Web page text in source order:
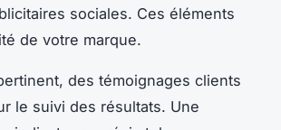
sociales. Ces éléments
de votre marque.
des témoignages clients
le suivi des résultats. Une